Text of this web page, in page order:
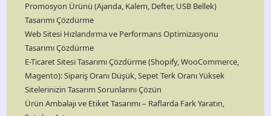
Promosyon Ürünü (Ajanda, Kalem, Defter, USB Bellek)
Tasarımı Çözdürme
Web Sitesi Hızlandırma ve Performans Optimizasyonu
Tasarımı Çözdürme
E-Ticaret Sitesi Tasarımı Çözdürme (Shopify, WooCommerce,
Magento): Sipariş Oranı Düşük, Sepet Terk Oranı Yüksek
Sitelerinizin Tasarım Sorunlarını Çözün
Ürün Ambalajı ve Etiket Tasarımı – Raflarda Fark Yaratın,